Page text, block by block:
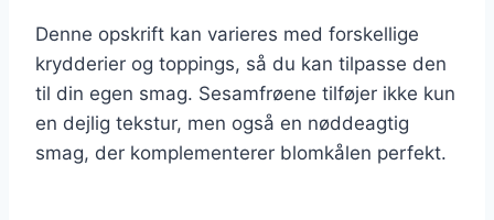
Denne opskrift kan varieres med forskellige
krydderier og toppings, så du kan tilpasse den
til din egen smag. Sesamfrøene tilføjer ikke kun
en dejlig tekstur, men også en nøddeagtig
smag, der komplementerer blomkålen perfekt.